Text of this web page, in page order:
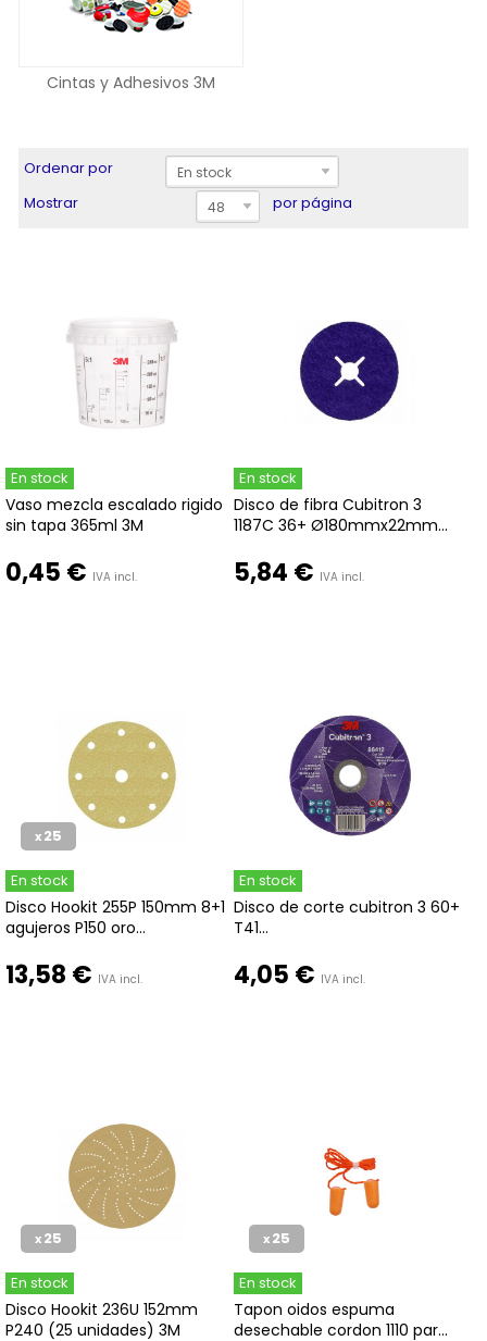
Cintas y Adhesivos 3M
Ordenar por En stock
Mostrar 48 por página
En stock
Vaso mezcla escalado rigido
sin tapa 365ml 3M
0,45 € IVA incl.
En stock
Disco de fibra Cubitron 3
1187C 36+ Ø180mmx22mm...
5,84 € IVA incl.
x25
En stock
Disco Hookit 255P 150mm 8+1
agujeros P150 oro...
13,58 € IVA incl.
En stock
Disco de corte cubitron 3 60+
T41...
4,05 € IVA incl.
x25
En stock
Disco Hookit 236U 152mm
P240 (25 unidades) 3M
x25
En stock
Tapon oidos espuma
desechable cordon 1110 par...